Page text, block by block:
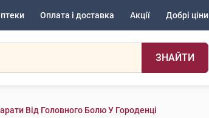
Оплата і доставка Акції Добрі ціни
ЗНАЙТИ
Від Головного Болю У Городенці